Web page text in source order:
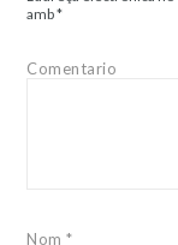
amb*
Comentario
Nom*